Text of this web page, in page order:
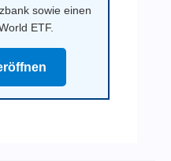
sowie einen
ETF.